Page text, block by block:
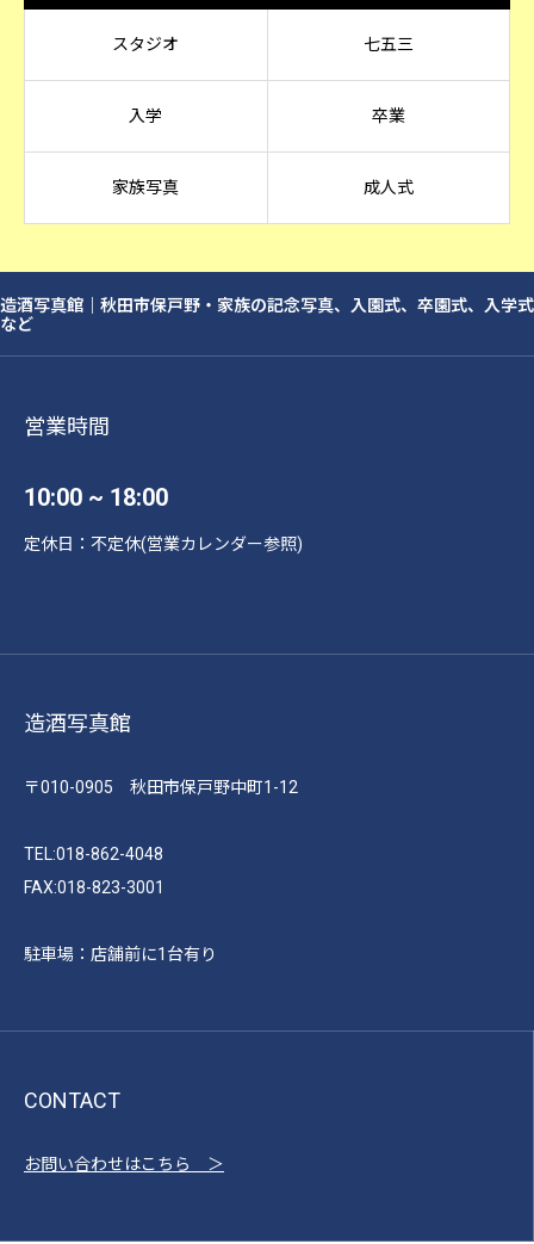
スタジオ 七五三
入学 卒業
家族写真 成人式
造酒写真館｜秋田市保戸野・家族の記念写真、入園式、卒園式、入学式
など
営業時間
10:00 ~ 18:00
定休日：不定休(営業カレンダー参照)
造酒写真館
〒010-0905 秋田市保戸野中町1-12
TEL:018-862-4048
FAX:018-823-3001
駐車場：店舗前に1台有り
CONTACT
お問い合わせはこちら ＞